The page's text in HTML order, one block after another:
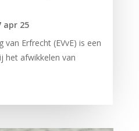
apr 25
van Erfrecht (EVvE) is een
het afwikkelen van